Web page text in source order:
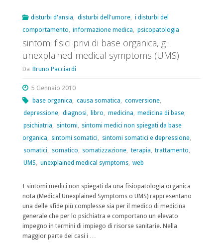
il
disturbi d'ansia, disturbi dell'umore, i disturbi del
comportamento, informazione medica, psicopatologia
sintomi fisici privi di base organica, gli
unexplained medical symptoms (UMS)
Da Bruno Pacciardi
5 Gennaio 2010
base organica, causa somatica, conversione,
depressione, diagnosi, libro, medicina, medicina di base,
psichiatria, sintomi, sintomi medici non spiegati da base
organica, sintomi somatici, sintomi somatici e depressione,
somatici, somatico, somatizzazione, terapia, trattamento,
UMS, unexplained medical symptoms, web
I sintomi medici non spiegati da una fisiopatologia organica
nota (Medical Unexplained Symptoms o UMS) rappresentano
una delle sfide più complesse sia per il medico di medicina
generale che per lo psichiatra e comportano un elevato
impegno in termini di impiego di risorse sanitarie. Nella
maggior parte dei casi i …